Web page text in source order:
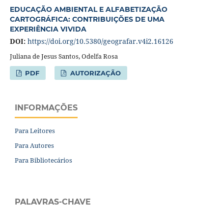
EDUCAÇÃO AMBIENTAL E ALFABETIZAÇÃO
CARTOGRÁFICA: CONTRIBUIÇÕES DE UMA
EXPERIÊNCIA VIVIDA
DOI: https://doi.org/10.5380/geografar.v4i2.16126
Juliana de Jesus Santos, Odelfa Rosa
PDF AUTORIZAÇÃO
INFORMAÇÕES
Para Leitores
Para Autores
Para Bibliotecários
PALAVRAS-CHAVE